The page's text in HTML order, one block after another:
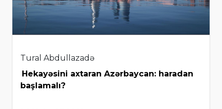
Tural Abdullazadə
Hekayəsini axtaran Azərbaycan: haradan
başlamalı?